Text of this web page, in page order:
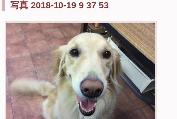
写真 2018-10-19 9 37 53